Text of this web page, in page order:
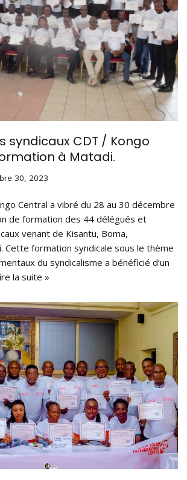
syndicaux CDT / Kongo
à Matadi.
30, 2023
Central a vibré du 28 au 30 décembre
de formation des 44 délégués et
venant de Kisantu, Boma,
Cette formation syndicale sous le thème
du syndicalisme a bénéficié d’un
la suite »